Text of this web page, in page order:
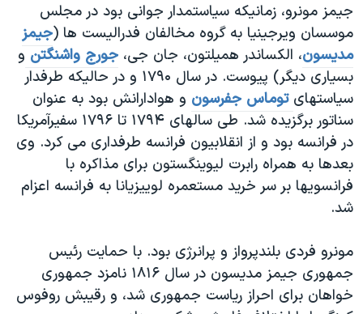
جیمز مونرو، زمانیکه سیاستمدار جوانی بود در مجلس
موسسان ویرجینیا به گروه مخالفان فدرالیست ها (جيمز
مديسون، الکساندر هميلتون، جان جی، جورج واشنگتن و
بسياری ديگر) پیوست. در سال ۱۷۹۰ و در حالیکه طرفدار
سیاستهای توماس جفرسون و هوادارانش بود به عنوان
سناتور برگزیده شد. طی سالهای ۱۷۹۴ تا ۱۷۹۶ سفیرآمریکا
در فرانسه بود و از انقلابیون فرانسه طرفداری می کرد. وی
بعدها به همراه رابرت لیوینگستون برای مذاکره با
فرانسویها بر سر خرید مستعمره لوییزیانا به فرانسه اعزام
شد.
مونرو فردی بلندپرواز و پرانرژی بود. با حمایت رئيس
جمهوری جيمز مدیسون در سال ۱۸۱۶ نامزد جمهوری
خواهان برای احراز ریاست جمهوری شد، و رقیبش روفوس